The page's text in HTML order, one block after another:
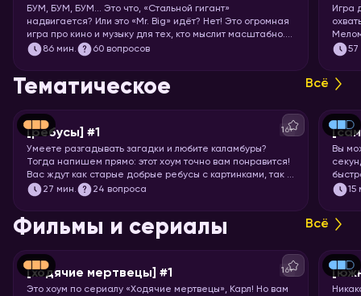
БУМ, БУМ, БУМ… Это что, «Стальной гигант»
надвигается? Или это «Mr. Big» идёт? Нет! Это огромная
игра про кино и музыку для тех, кто мыслит масштабно.
Вас ждут целых 7 раундов песен, клипов, отрывков из
миску попкорна и запускайте хоум!
86 мин. 60 вопросов
Игра
57
Тематическое Всё
[ребусы] #1 16+
Умеете разгадывать загадки и любите каламбуры?
Тогда напишем прямо: этот хоум точно вам понравится!
Вас ждут как старые добрые ребусы с картинками, так и
вопросы с визуальными подсказками. Вспоминайте, что
27 мин. 24 вопроса
Вы
15
Фильмы и сериалы Всё
[ходячие мертвецы] #1 16+
Это хоум по сериалу «Ходячие мертвецы», Карл! Но вам